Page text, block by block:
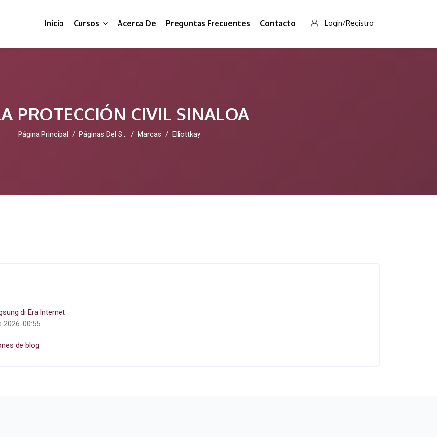
Inicio Cursos Acerca De Preguntas Frecuentes Contacto Login/Registro
PROTECCIÓN CIVIL SINALOA
Página Principal Páginas Del Sitio Marcas Elliottkay
di Era Internet
2026, 00:55
de blog